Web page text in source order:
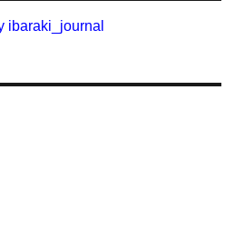
ibaraki_journal